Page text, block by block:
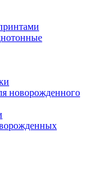
новорожденного